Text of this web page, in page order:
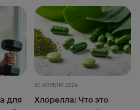
для
20 АПРЕЛЯ 2024
Хлорелла: Что это